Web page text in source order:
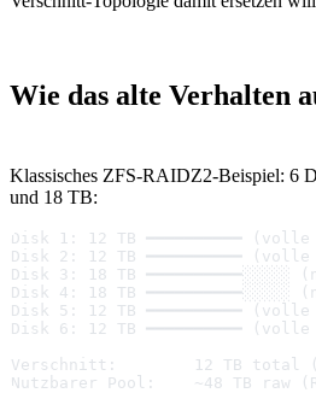
Wie das alte Verhalten
Klassisches ZFS-RAIDZ2-Beispiel: 6
und 18 TB:
Disk 1: 12 TB ━━━━━━━━━━ (volle
Disk 2: 12 TB ━━━━━━━━━━ (volle
Disk 3: 18 TB
Disk 4: 18 TB
Disk 5: 12 TB ━━━━━━━━━━ (volle
Disk 6: 12 TB ━━━━━━━━━━ (volle
Verschnitt:        12 TB total
Nutzbarer Pool:    ~48 TB raw